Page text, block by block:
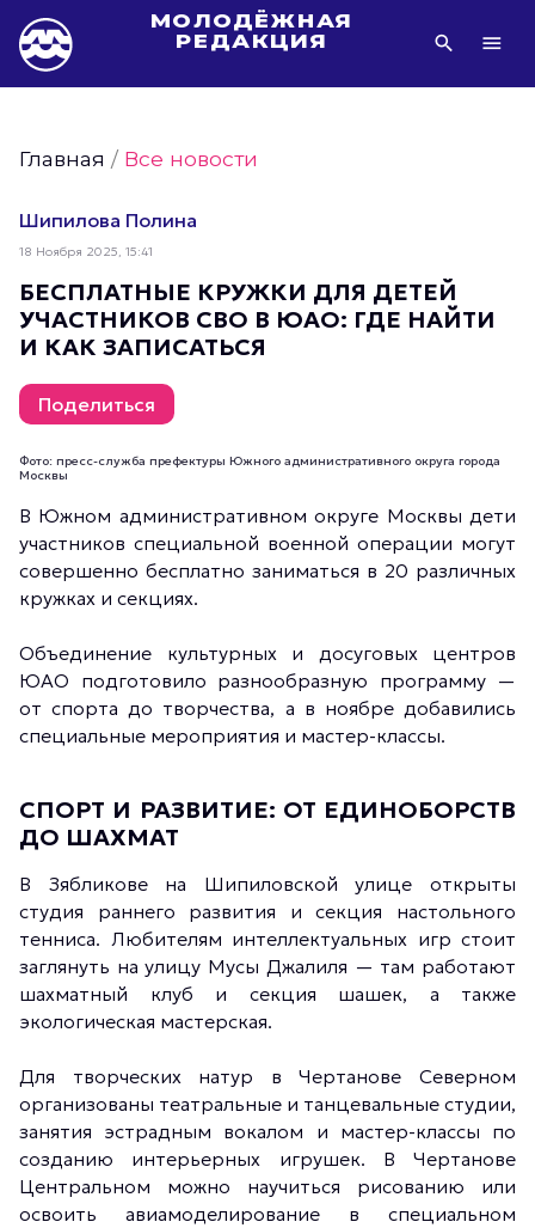
МОЛОДЁЖНАЯ
РЕДАКЦИЯ
Фото Молодёжи Москвы
Фотогалереи Молодёжи Москвы
Статьи Молодёжи Москвы
Молодёжь Москвы культурная
Молодёжь Москвы спортивная
Молодёжь Москвы в движении
Молодёжь Москвы здоровая
Молодёжь Москвы профессиональная
Главная /Все новости
Шипилова Полина
18 Ноября 2025, 15:41
БЕСПЛАТНЫЕ КРУЖКИ ДЛЯ ДЕТЕЙ
УЧАСТНИКОВ СВО В ЮАО: ГДЕ НАЙТИ
И КАК ЗАПИСАТЬСЯ
Поделиться
Фото: пресс-служба префектуры Южного административного округа города
Москвы
В Южном административном округе Москвы дети
участников специальной военной операции могут
совершенно бесплатно заниматься в 20 различных
кружках и секциях.
Объединение культурных и досуговых центров
ЮАО подготовило разнообразную программу —
от спорта до творчества, а в ноябре добавились
специальные мероприятия и мастер-классы.
СПОРТ И РАЗВИТИЕ: ОТ ЕДИНОБОРСТВ
ДО ШАХМАТ
В Зябликове на Шипиловской улице открыты
студия раннего развития и секция настольного
тенниса. Любителям интеллектуальных игр стоит
заглянуть на улицу Мусы Джалиля — там работают
шахматный клуб и секция шашек, а также
экологическая мастерская.
Для творческих натур в Чертанове Северном
организованы театральные и танцевальные студии,
занятия эстрадным вокалом и мастер-классы по
созданию интерьерных игрушек. В Чертанове
Центральном можно научиться рисованию или
освоить авиамоделирование в специальном